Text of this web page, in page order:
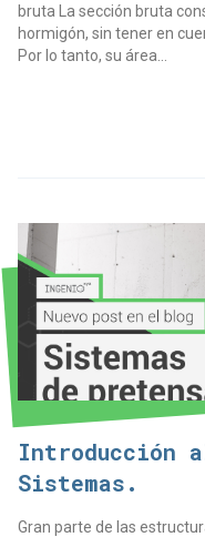
bruta La sección bruta
hormigón, sin tener en
Por lo tanto, su área...
Introducción
Sistemas.
Gran parte de las